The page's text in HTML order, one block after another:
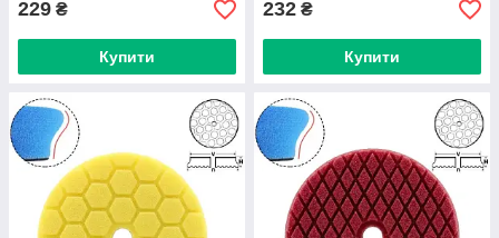
229 ₴
Купити
232 ₴
Купити